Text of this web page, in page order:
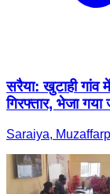
सरैया: खुटाही गांव
गिरफ्तार, भेजा
Saraiya,